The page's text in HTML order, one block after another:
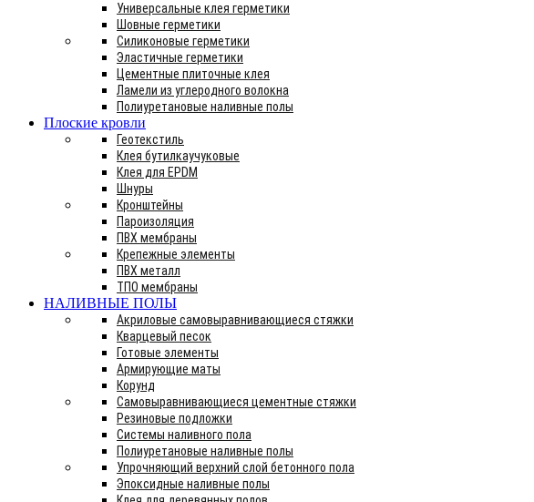
Универсальные клея герметики
Шовные герметики
Силиконовые герметики
Эластичные герметики
Цементные плиточные клея
Ламели из углеродного волокна
Полиуретановые наливные полы
Плоские кровли
Геотекстиль
Клея бутилкаучуковые
Клея для EPDM
Шнуры
Кронштейны
Пароизоляция
ПВХ мембраны
Крепежные элементы
ПВХ металл
ТПО мембраны
НАЛИВНЫЕ ПОЛЫ
Акриловые самовыравнивающиеся стяжки
Кварцевый песок
Готовые элементы
Армирующие маты
Корунд
Самовыравнивающиеся цементные стяжки
Резиновые подложки
Системы наливного пола
Полиуретановые наливные полы
Упрочняющий верхний слой бетонного пола
Эпоксидные наливные полы